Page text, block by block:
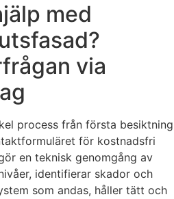
med
via
process från första besiktning
för kostnadsfri
en teknisk genomgång av
identifierar skador och
som andas, håller tätt och